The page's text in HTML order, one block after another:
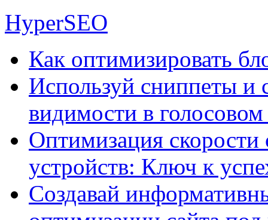
HyperSEO
Как оптимизировать
Используй сниппеты и
видимости в
Оптимизация
устройств: Ключ к
Создавай